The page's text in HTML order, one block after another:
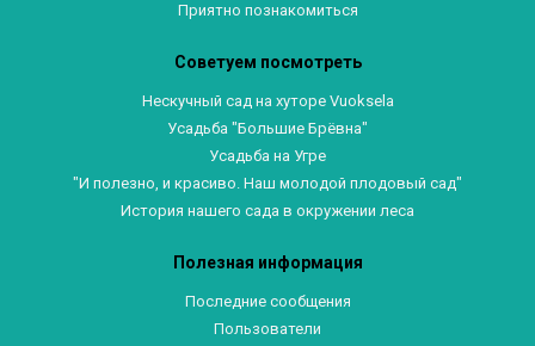
Приятно познакомиться
Советуем посмотреть
Нескучный сад на хуторе Vuoksela
Усадьба "Большие Брёвна"
Усадьба на Угре
"И полезно, и красиво. Наш молодой плодовый сад"
История нашего сада в окружении леса
Полезная информация
Последние сообщения
Пользователи